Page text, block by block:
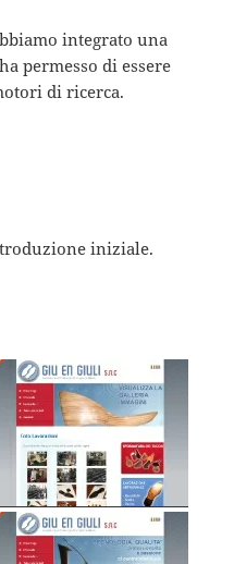
integrato una
permesso di essere
di ricerca.
iniziale.